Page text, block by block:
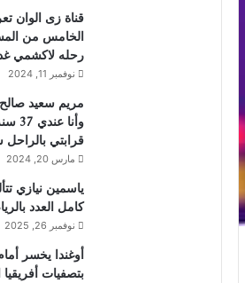
قناة زى الوان
الخامس من
رحله لاكشمي غدا
نوفمبر 11, 2024
مريم سعيد
قرابتي
مارس 20, 2024
ياسمين نيازي
كامل العدد
نوفمبر 26, 2025
أوغندا يخسر
بتصفيات